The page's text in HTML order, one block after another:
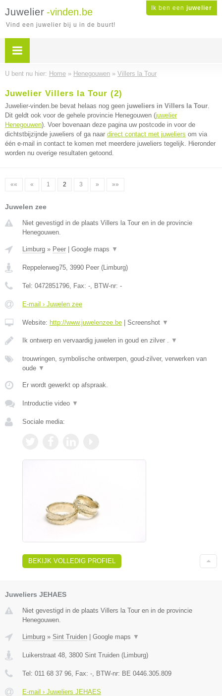
Ik ben een juwelier
Juwelier -vinden.be
Vind een juwelier bij u in de buurt!
U bent nu hier: Home » Henegouwen » Villers la Tour
Juwelier Villers la Tour (2)
Juwelier-vinden.be bevat helaas nog geen juweliers in Villers la Tour.
Dit geldt ook voor de gehele provincie Henegouwen (juwelier
Henegouwen). Voer bovenaan deze pagina uw postcode in voor de
dichtstbijzijnde juweliers of ga naar direct contact met juweliers om via
één e-mail in contact te komen met meerdere juweliers tegelijk. Hieronder
worden nu overige resultaten getoond.
«« « 1 2 3 » »»
Juwelen zee
Niet gevestigd in de plaats Villers la Tour en in de provincie
Henegouwen.
Limburg » Peer Google maps ▼
Reppelerweg75, 3990 Peer (Limburg)
Tel: 0472851796, Fax: -, BTW-nr: -
E-mail › Juwelen zee
Website: http://www.juwelenzee.be Screenshot ▼
Ik ontwerp en vervaardig juwelen in goud en zilver . ▼
trouwringen, symbolische ontwerpen, goud-zilver, verwerken van
oude ▼
Er wordt gewerkt op afspraak.
Introductie video ▼
Sociale media:
BEKIJK VOLLEDIG PROFIEL
Juweliers JEHAES
Niet gevestigd in de plaats Villers la Tour en in de provincie
Henegouwen.
Limburg » Sint Truiden | Google maps ▼
Luikerstraat 48 3800 Sint Truiden (Limburg)
Tel: 011 68 37 96 , Fax: - , BTW-nr: BE 0446.305.809
E-mail › Juweliers JEHAES